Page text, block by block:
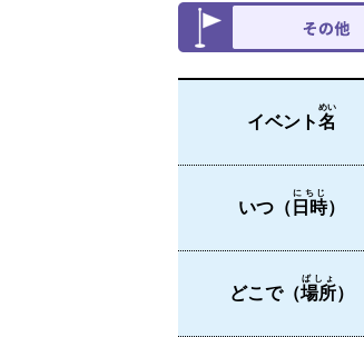
イベント名
めい
いつ（ 日時
にちじ
）
どこで（場所
ばしょ
）